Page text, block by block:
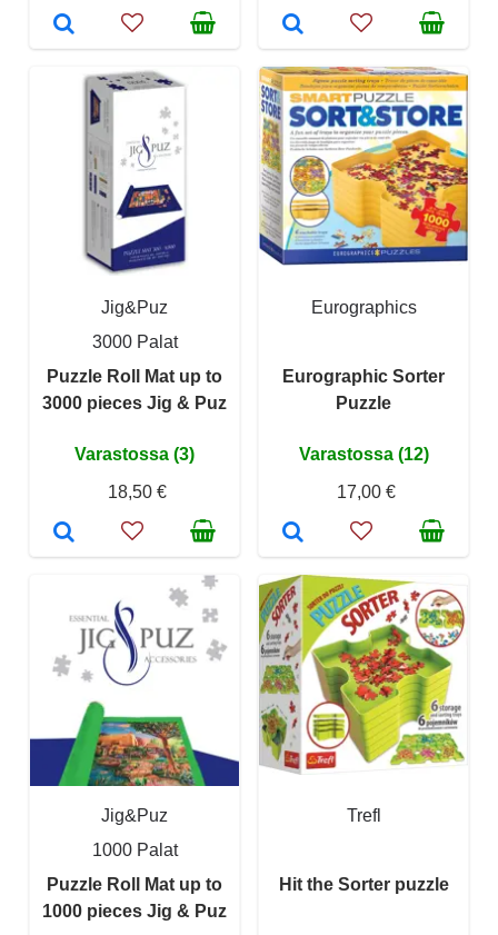
Jig&Puz
3000 Palat
Puzzle Roll Mat up to
3000 pieces Jig & Puz
Varastossa (3)
18,50 €
Eurographics
Eurographic Sorter
Puzzle
Varastossa (12)
17,00 €
Jig&Puz
1000 Palat
Puzzle Roll Mat up to
1000 pieces Jig & Puz
Trefl
Hit the Sorter puzzle